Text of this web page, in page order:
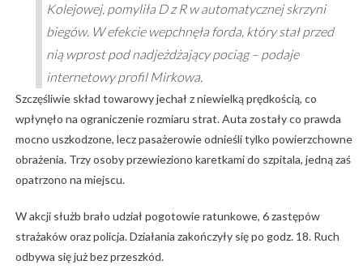
Kolejowej, pomyliła D z R w automatycznej skrzyni
biegów. W efekcie wepchnęła forda, który stał przed
nią wprost pod nadjeżdżający pociąg – podaje
internetowy profil Mirkowa.
Szczęśliwie skład towarowy jechał z niewielką prędkością, co
wpłynęło na ograniczenie rozmiaru strat. Auta zostały co prawda
mocno uszkodzone, lecz pasażerowie odnieśli tylko powierzchowne
obrażenia. Trzy osoby przewieziono karetkami do szpitala, jedną zaś
opatrzono na miejscu.
W akcji służb brało udział pogotowie ratunkowe, 6 zastępów
strażaków oraz policja. Działania zakończyły się po godz. 18. Ruch
odbywa się już bez przeszkód.